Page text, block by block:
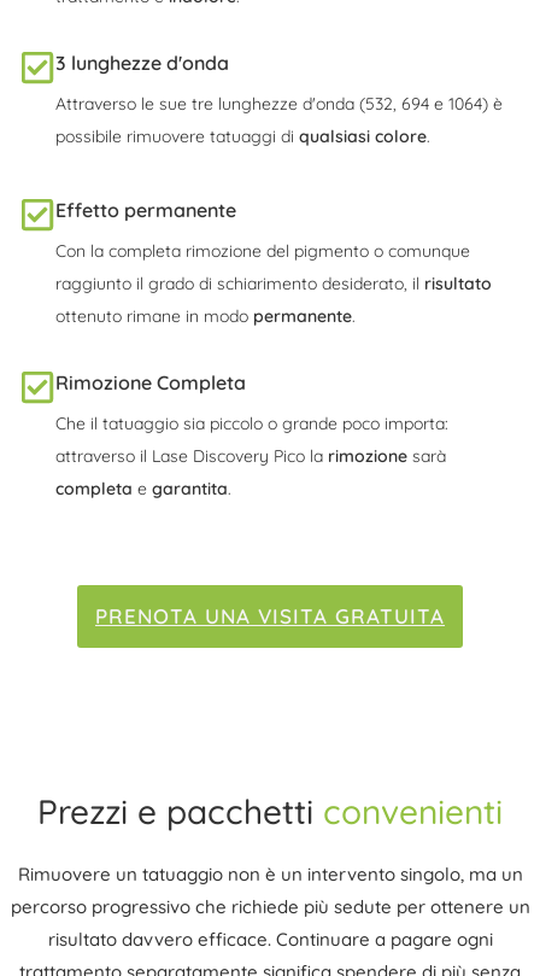
3 lunghezze d'onda
Attraverso le sue tre lunghezze d'onda (532, 694 e 1064) è
possibile rimuovere tatuaggi di qualsiasi colore.
Effetto permanente
Con la completa rimozione del pigmento o comunque
raggiunto il grado di schiarimento desiderato, il risultato
ottenuto rimane in modo permanente.
Rimozione Completa
Che il tatuaggio sia piccolo o grande poco importa:
attraverso il Lase Discovery Pico la rimozione sarà
completa e garantita.
PRENOTA UNA VISITA GRATUITA
Prezzi e pacchetti convenienti
Rimuovere un tatuaggio non è un intervento singolo, ma un
percorso progressivo che richiede più sedute per ottenere un
risultato davvero efficace. Continuare a pagare ogni